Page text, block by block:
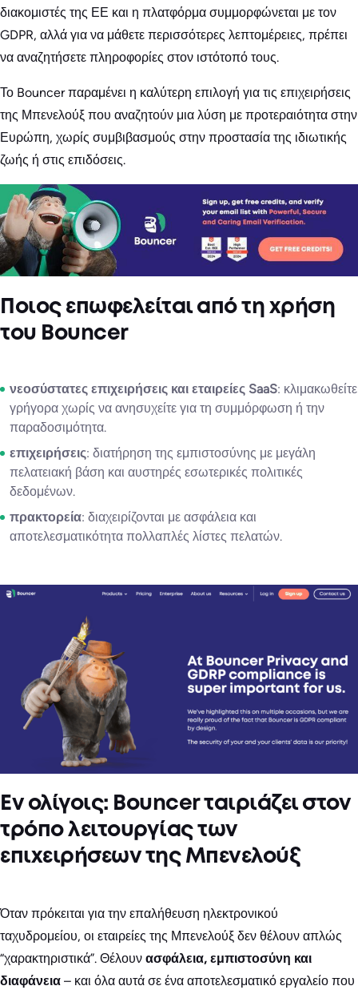
διακομιστές της ΕΕ και η πλατφόρμα συμμορφώνεται με τον
GDPR, αλλά για να μάθετε περισσότερες λεπτομέρειες, πρέπει
να αναζητήσετε πληροφορίες στον ιστότοπό τους.
Το Bouncer παραμένει η καλύτερη επιλογή για τις επιχειρήσεις
της Μπενελούξ που αναζητούν μια λύση με προτεραιότητα στην
Ευρώπη, χωρίς συμβιβασμούς στην προστασία της ιδιωτικής
ζωής ή στις επιδόσεις.
Ποιος επωφελείται από τη χρήση
του Bouncer
νεοσύστατες επιχειρήσεις και εταιρείες SaaS: κλιμακωθείτε
γρήγορα χωρίς να ανησυχείτε για τη συμμόρφωση ή την
παραδοσιμότητα.
επιχειρήσεις: διατήρηση της εμπιστοσύνης με μεγάλη
πελατειακή βάση και αυστηρές εσωτερικές πολιτικές
δεδομένων.
πρακτορεία: διαχειρίζονται με ασφάλεια και
αποτελεσματικότητα πολλαπλές λίστες πελατών.
Εν ολίγοις: Bouncer ταιριάζει στον
τρόπο λειτουργίας των
επιχειρήσεων της Μπενελούξ
Όταν πρόκειται για την επαλήθευση ηλεκτρονικού
ταχυδρομείου, οι εταιρείες της Μπενελούξ δεν θέλουν απλώς
“χαρακτηριστικά”. Θέλουν ασφάλεια, εμπιστοσύνη και
διαφάνεια – και όλα αυτά σε ένα αποτελεσματικό εργαλείο που